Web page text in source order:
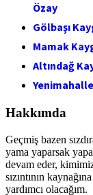
Özay
Gölbaşı
Mamak
Altındağ
Hakkımda
Geçmiş bazen
yama yaparsak
devam eder,
sızıntının
yardımcı olacağım.